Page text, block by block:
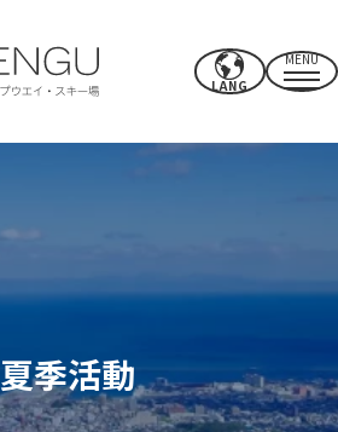
LANG
MENU
夏季活動
CAFE & SHOP
夏季活動